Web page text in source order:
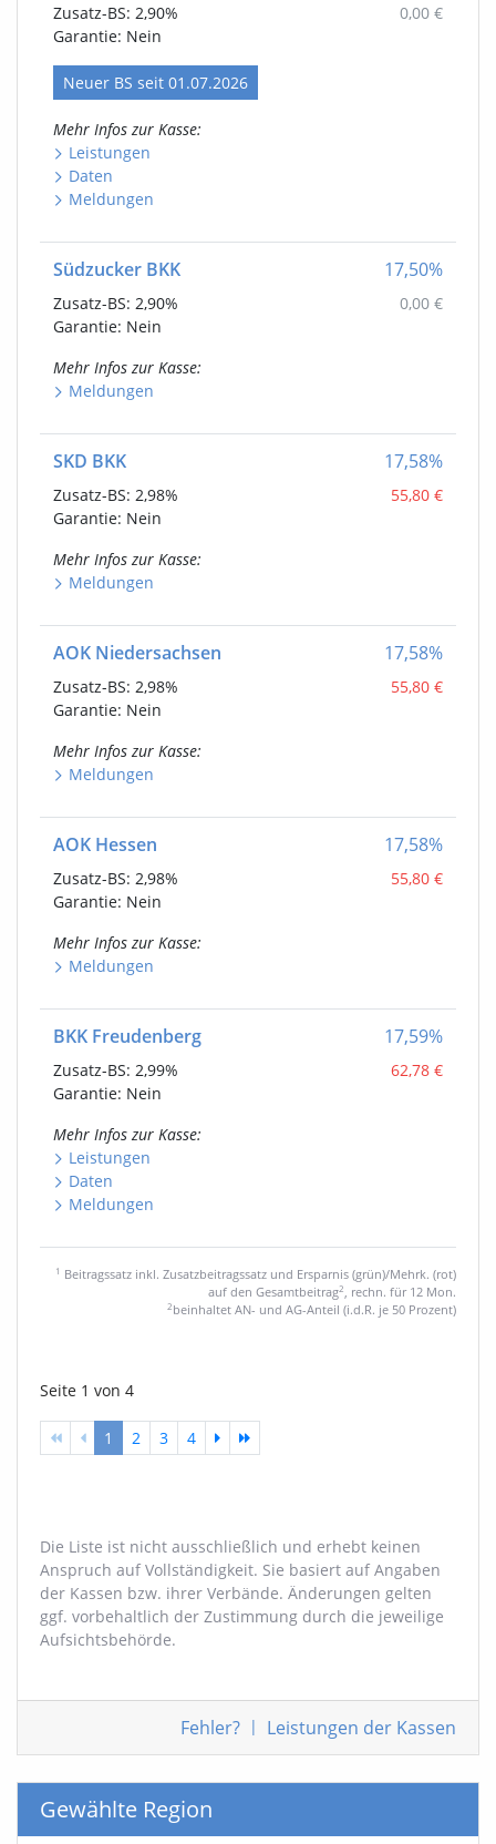
Zusatz-BS: 2,90%
Garantie: Nein
Neuer BS seit 01.07.2026
Mehr Infos zur Kasse:
Leistungen
Daten
Meldungen
0,00 €
Südzucker BKK
Zusatz-BS: 2,90%
Garantie: Nein
Mehr Infos zur Kasse:
Meldungen
17,50%
0,00 €
SKD BKK
Zusatz-BS: 2,98%
Garantie: Nein
Mehr Infos zur Kasse:
Meldungen
17,58%
55,80 €
AOK Niedersachsen
Zusatz-BS: 2,98%
Garantie: Nein
Mehr Infos zur Kasse:
Meldungen
17,58%
55,80 €
AOK Hessen
Zusatz-BS: 2,98%
Garantie: Nein
Mehr Infos zur Kasse:
Meldungen
17,58%
55,80 €
BKK Freudenberg
Zusatz-BS: 2,99%
Garantie: Nein
Mehr Infos zur Kasse:
Leistungen
Daten
Meldungen
17,59%
62,78 €
1 Beitragssatz inkl. Zusatzbeitragssatz und Ersparnis (grün)/Mehrk. (rot)
auf den Gesamtbeitrag2 , rechn. für 12 Mon.
2beinhaltet AN- und AG-Anteil (i.d.R. je 50 Prozent)
Seite 1 von 4
1 2 3 4
Die Liste ist nicht ausschließlich und erhebt keinen
Anspruch auf Vollständigkeit. Sie basiert auf Angaben
der Kassen bzw. ihrer Verbände. Änderungen gelten
ggf. vorbehaltlich der Zustimmung durch die jeweilige
Aufsichtsbehörde.
Fehler? | Leistungen der Kassen
Gewählte Region